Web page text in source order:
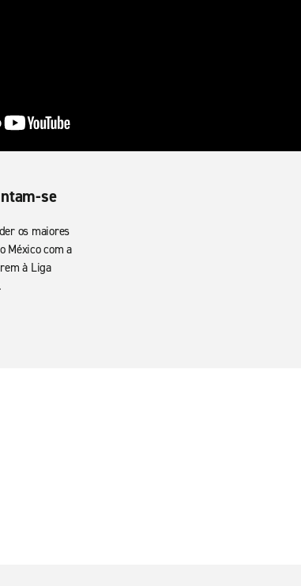
se
os maiores
México com a
à Liga